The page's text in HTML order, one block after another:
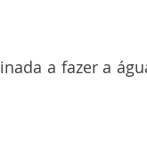
a fazer a